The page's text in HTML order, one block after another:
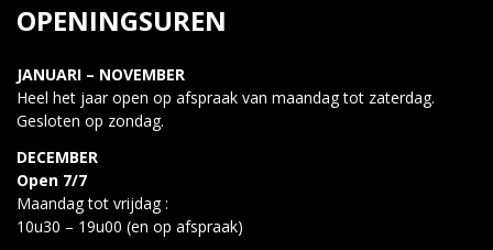
OPENINGSUREN
JANUARI – NOVEMBER
Heel het jaar open op afspraak van maandag tot zaterdag.
Gesloten op zondag.
DECEMBER
Open 7/7
Maandag tot vrijdag :
10u30 – 19u00 (en op afspraak)